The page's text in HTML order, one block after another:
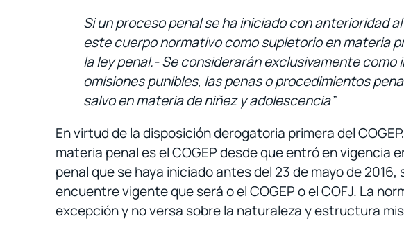
Si un proceso penal se ha iniciado con anterioridad
este cuerpo normativo como supletorio en materia
la ley penal.- Se considerarán exclusivamente
omisiones punibles, las penas o procedimientos
salvo en materia de niñez y adolescencia”
En virtud de la disposición derogatoria primera del
materia penal es el COGEP desde que entró en vigencia
penal que se haya iniciado antes del 23 de mayo de
encuentre vigente que será o el COGEP o el COFJ. La
excepción y no versa sobre la naturaleza y estructura